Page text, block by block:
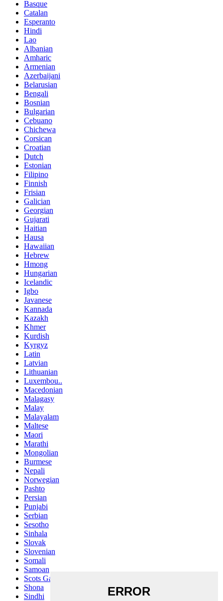
Basque
Catalan
Esperanto
Hindi
Lao
Albanian
Amharic
Armenian
Azerbaijani
Belarusian
Bengali
Bosnian
Bulgarian
Cebuano
Chichewa
Corsican
Croatian
Dutch
Estonian
Filipino
Finnish
Frisian
Galician
Georgian
Gujarati
Haitian
Hausa
Hawaiian
Hebrew
Hmong
Hungarian
Icelandic
Igbo
Javanese
Kannada
Kazakh
Khmer
Kurdish
Kyrgyz
Latin
Latvian
Lithuanian
Luxembou..
Macedonian
Malagasy
Malay
Malayalam
Maltese
Maori
Marathi
Mongolian
Burmese
Nepali
Norwegian
Pashto
Persian
Punjabi
Serbian
Sesotho
Sinhala
Slovak
Slovenian
Somali
Samoan
Scots Gaelic
Shona
Sindhi